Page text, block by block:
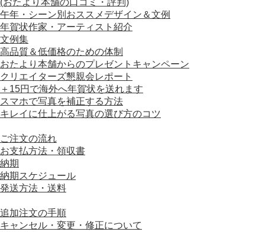
(おたより本舗の口コミ・評判)
午年・シーン別おススメデザイン＆文例
年賀状作家・アーティスト紹介
文例集
高品質＆低価格のための体制
おたより本舗からのプレゼントキャンペーン
クリエイターズ懇親会レポート
＋15円で海外へ年賀状を送れます
スマホで写真を補正する方法
キレイに仕上がる写真の選び方のコツ
ご注文の流れ
お支払方法・領収書
納期
納期スケジュール
発送方法・送料
追加注文の手順
キャンセル・変更・修正について